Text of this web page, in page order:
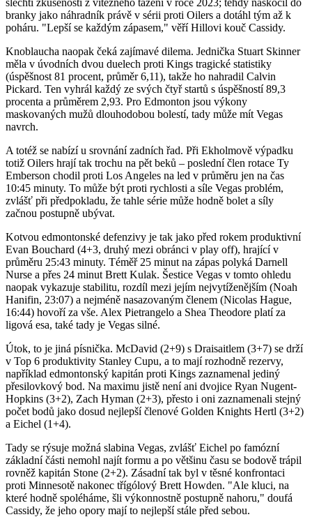
branky jako náhradník právě v sérii proti Oilers a dotáhl tým až k
poháru. "Lepší se každým zápasem," věří Hillovi kouč Cassidy.
Knoblaucha naopak čeká zajímavé dilema. Jednička Stuart Skinner
měla v úvodních dvou duelech proti Kings tragické statistiky
(úspěšnost 81 procent, průměr 6,11), takže ho nahradil Calvin
Pickard. Ten vyhrál každý ze svých čtyř startů s úspěšností 89,3
procenta a průměrem 2,93. Pro Edmonton jsou výkony
maskovaných mužů dlouhodobou bolestí, tady může mít Vegas
navrch.
A totéž se nabízí u srovnání zadních řad. Při Ekholmově výpadku
totiž Oilers hrají tak trochu na pět beků – poslední člen rotace Ty
Emberson chodil proti Los Angeles na led v průměru jen na čas
10:45 minuty. To může být proti rychlosti a síle Vegas problém,
zvlášť při předpokladu, že tahle série může hodně bolet a síly
začnou postupně ubývat.
Kotvou edmontonské defenzivy je tak jako před rokem produktivní
Evan Bouchard (4+3, druhý mezi obránci v play off), hrající v
průměru 25:43 minuty. Téměř 25 minut na zápas polyká Darnell
Nurse a přes 24 minut Brett Kulak. Šestice Vegas v tomto ohledu
naopak vykazuje stabilitu, rozdíl mezi jejím nejvytíženějším (Noah
Hanifin, 23:07) a nejméně nasazovaným členem (Nicolas Hague,
16:44) hovoří za vše. Alex Pietrangelo a Shea Theodore platí za
ligová esa, také tady je Vegas silné.
Útok, to je jiná písnička. McDavid (2+9) s Draisaitlem (3+7) se drží
v Top 6 produktivity Stanley Cupu, a to mají rozhodně rezervy,
například edmontonský kapitán proti Kings zaznamenal jediný
přesilovkový bod. Na maximu jistě není ani dvojice Ryan Nugent-
Hopkins (3+2), Zach Hyman (2+3), přesto i oni zaznamenali stejný
počet bodů jako dosud nejlepší členové Golden Knights Hertl (3+2)
a Eichel (1+4).
Tady se rýsuje možná slabina Vegas, zvlášť Eichel po famózní
základní části nemohl najít formu a po většinu času se bodově trápil
rovněž kapitán Stone (2+2). Zásadní tak byl v těsné konfrontaci
proti Minnesotě nakonec třígólový Brett Howden. "Ale kluci, na
které hodně spoléháme, šli výkonnostně postupně nahoru," doufá
Cassidy, že jeho opory mají to nejlepší stále před sebou.